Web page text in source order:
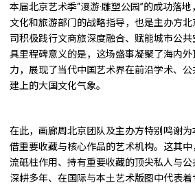
本届北京艺术季“漫游·雕塑公园”的成功落
文化和旅游部门的战略指导，也是主办方
司积极践行文商旅深度融合、赋能城市公
具里程碑意义的是，这场盛事凝聚了海内
力，展现了当代中国艺术界在前沿学术、
建上的大国文化气象。
在此，画廊周北京团队及主办方特别鸣谢
借重要收藏与核心作品的艺术机构。这其
流砥柱作用、持有重要收藏的顶尖私人与
深耕多年、在国际与本土艺术版图中代表